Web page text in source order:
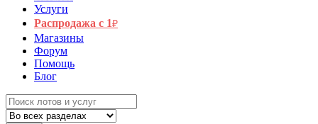
Услуги
Распродажа с 1₽
Магазины
Форум
Помощь
Блог